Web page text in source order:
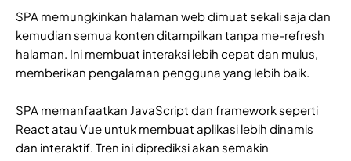
SPA memungkinkan halaman web dimuat sekali saja dan
kemudian semua konten ditampilkan tanpa me-refresh
halaman. Ini membuat interaksi lebih cepat dan mulus,
memberikan pengalaman pengguna yang lebih baik.
SPA memanfaatkan JavaScript dan framework seperti
React atau Vue untuk membuat aplikasi lebih dinamis
dan interaktif. Tren ini diprediksi akan semakin